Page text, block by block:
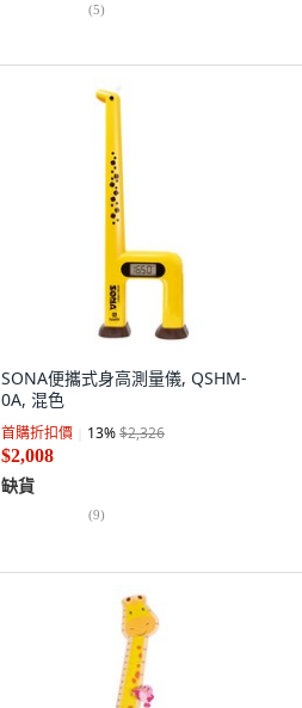
(5)
SONA便攜式身高測量儀, QSHM-
0A, 混色
首購折扣價 13%$2,326
$2,008
缺貨
(9)